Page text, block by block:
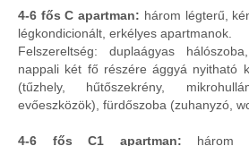
4-6 fős C apartman: három légterű,
légkondicionált, erkélyes apartmanok.
Felszereltség: duplaágyas
nappali két fő részére ággyá nyitható
(tűzhely, hűtőszekrény,
evőeszközök), fürdőszoba (zuhanyzó,
4-6 fős C1 apartman: három